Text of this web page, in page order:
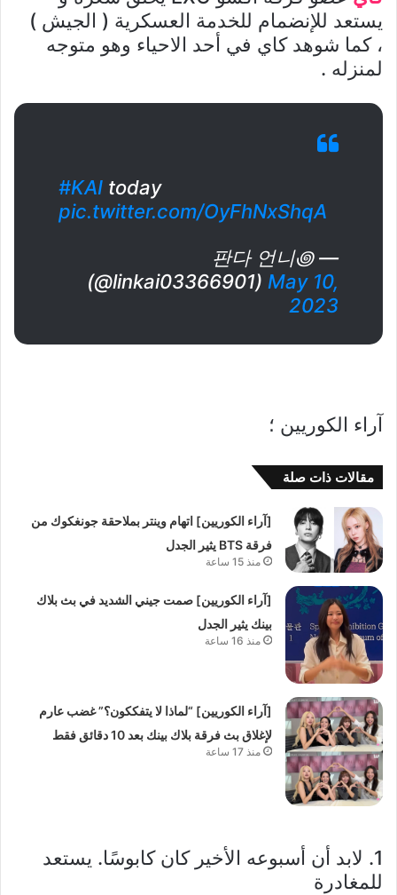
يستعد للإنضمام للخدمة العسكرية ( الجيش )
، كما شوهد كاي في أحد الاحياء وهو متوجه
لمنزله .
#KAI today
pic.twitter.com/OyFhNxShqA
— 판다 언니꩜
(@linkai03366901) May 10,
2023
آراء الكوريين ؛
مقالات ذات صلة
[آراء الكوريين] اتهام وينتر بملاحقة جونغكوك من
فرقة BTS يثير الجدل
منذ 15 ساعة
[آراء الكوريين] صمت جيني الشديد في بث بلاك
بينك يثير الجدل
منذ 16 ساعة
[آراء الكوريين] “لماذا لا يتفككون؟” غضب عارم
لإغلاق بث فرقة بلاك بينك بعد 10 دقائق فقط
منذ 17 ساعة
1. لابد أن أسبوعه الأخير كان كابوسًا. يستعد
للمغادرة